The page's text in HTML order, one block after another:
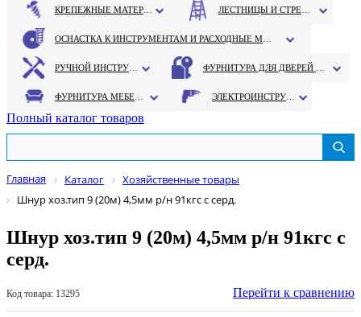
Полный каталог товаров
Главная Каталог
Хозяйственные товары
Шнур хоз.тип 9 (20м) 4,5мм р/н 91кгс с серд.
Шнур хоз.тип 9 (20м) 4,5мм р/н 91кгс с
серд.
Код товара: 13295 Перейти к сравнению